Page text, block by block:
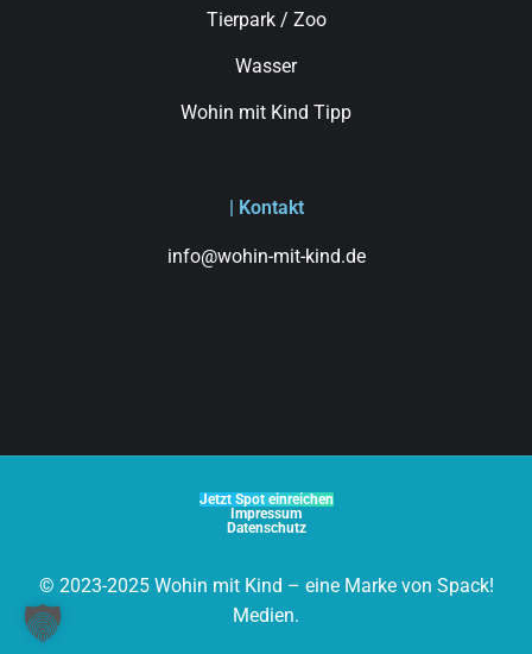
Tierpark / Zoo
Wasser
Wohin mit Kind Tipp
| Kontakt
info@wohin-mit-kind.de
© 2023-2025 Wohin mit Kind – eine Marke von Spack!
Medien.
Jetzt Spot einreichen
Impressum
Datenschutz